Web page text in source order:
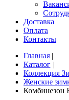
Доставка
Оплата
Контакты
Главная |
Каталог |
Коллекция
Женские
Комбинезон